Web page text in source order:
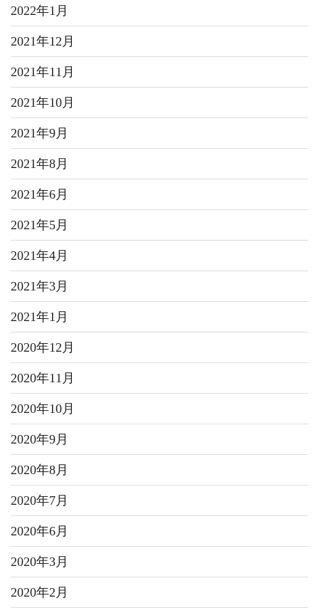
2022年1月
2021年12月
2021年11月
2021年10月
2021年9月
2021年8月
2021年6月
2021年5月
2021年4月
2021年3月
2021年1月
2020年12月
2020年11月
2020年10月
2020年9月
2020年8月
2020年7月
2020年6月
2020年3月
2020年2月